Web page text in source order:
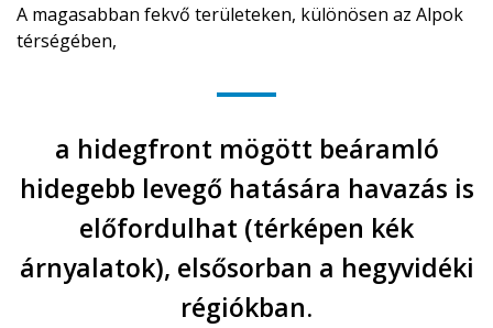
A magasabban fekvő területeken, különösen az Alpok
térségében,
a hidegfront mögött beáramló
hidegebb levegő hatására havazás is
előfordulhat (térképen kék
árnyalatok), elsősorban a hegyvidéki
régiókban.